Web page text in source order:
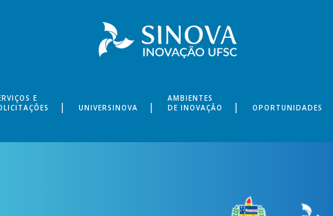
E
UNIVERSINOVA
AMBIENTES
DE INOVAÇÃO
OPORTUNIDADES